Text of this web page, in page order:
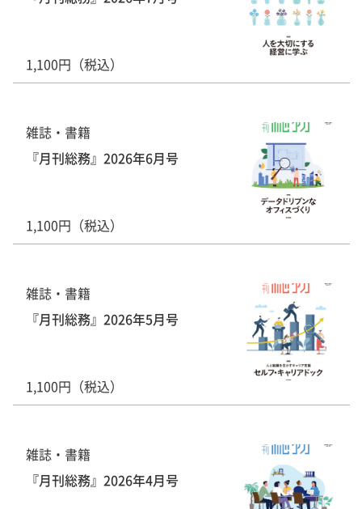
1,100円（税込）
雑誌・書籍
『月刊総務』2026年6月号
1,100円（税込）
雑誌・書籍
『月刊総務』2026年5月号
1,100円（税込）
雑誌・書籍
『月刊総務』2026年4月号